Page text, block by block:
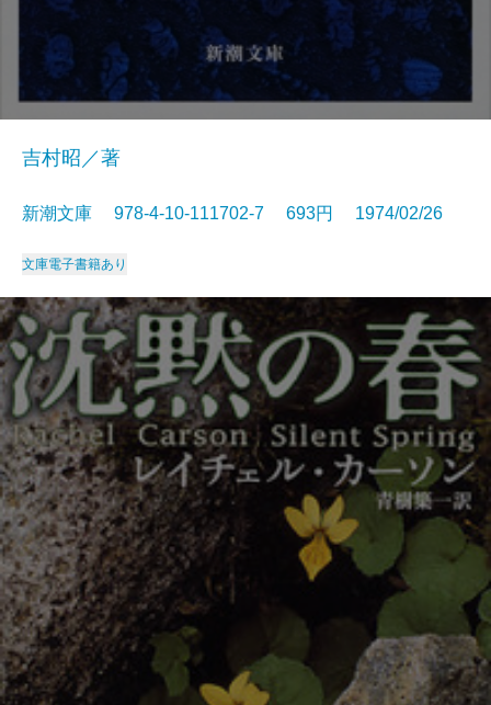
吉村昭／著
新潮文庫 978-4-10-111702-7 693円 1974/02/26
文庫電子書籍あり